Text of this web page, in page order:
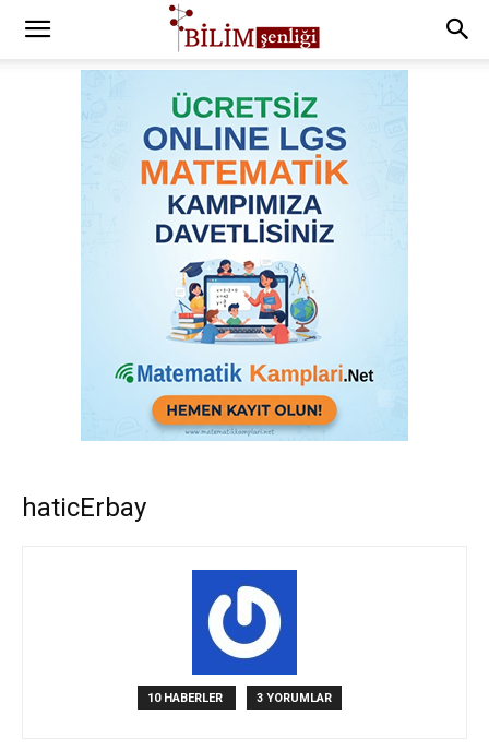
haticErbay
10 HABERLER 3 YORUMLAR